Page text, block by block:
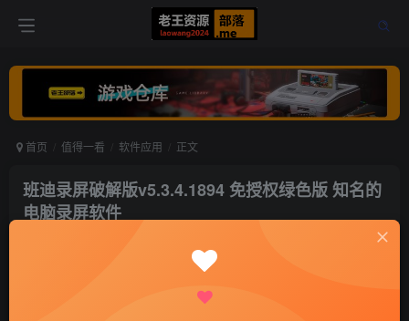
首页 值得一看 软件应用 正文
班迪录屏破解版v5.3.4.1894 免授权绿色版 知名的
电脑录屏软件